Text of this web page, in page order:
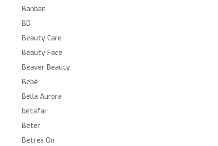
Banban
BD
Beauty Care
Beauty Face
Beaver Beauty
Bebé
Bella Aurora
betafar
Beter
Betres On